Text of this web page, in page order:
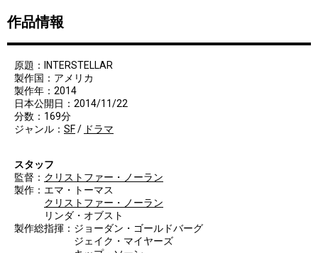
作品情報
原題：INTERSTELLAR
製作国：アメリカ
製作年：2014
日本公開日：2014/11/22
分数：169分
ジャンル： SF/ ドラマ
スタッフ
監督： クリストファー・ノーラン
製作：エマ・トーマス
クリストファー・ノーラン
リンダ・オブスト
製作総指揮：ジョーダン・ゴールドバーグ
ジェイク・マイヤーズ